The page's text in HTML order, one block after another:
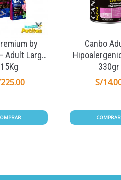
by
Adult Large
15Kg
225.00
Canbo
330gr
S/
COMPRAR